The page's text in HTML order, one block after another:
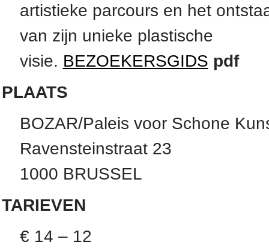
artistieke parcours en het
van zijn unieke plastische
visie. BEZOEKERSGIDS pdf
PLAATS
BOZAR/Paleis voor Schone
Ravensteinstraat 23
1000 BRUSSEL
TARIEVEN
€ 14 – 12